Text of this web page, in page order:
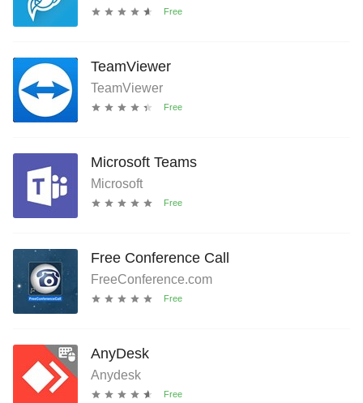
TeamViewer
TeamViewer
Microsoft Teams
Microsoft
Free Conference Call
FreeConference.com
AnyDesk
Anydesk